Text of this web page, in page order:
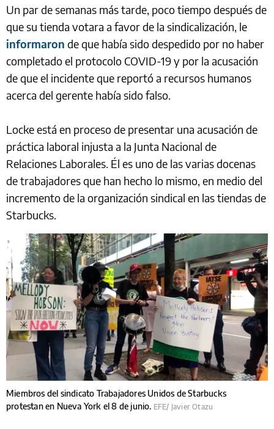
Un par de semanas más tarde, poco tiempo después de
que su tienda votara a favor de la sindicalización, le
informaron de que había sido despedido por no haber
completado el protocolo COVID-19 y por la acusación
de que el incidente que reportó a recursos humanos
acerca del gerente había sido falso.
Locke está en proceso de presentar una acusación de
práctica laboral injusta a la Junta Nacional de
Relaciones Laborales. Él es uno de las varias docenas
de trabajadores que han hecho lo mismo, en medio del
incremento de la organización sindical en las tiendas de
Starbucks.
Miembros del sindicato Trabajadores Unidos de Starbucks
protestan en Nueva York el 8 de junio. EFE/ Javier Otazu